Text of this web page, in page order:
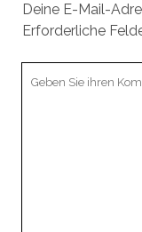
Deine E-Mail-
Erforderliche